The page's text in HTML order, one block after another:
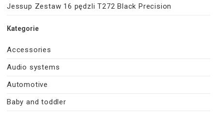
Jessup Zestaw 16 pędzli T272 Black Precision
Kategorie
Accessories
Audio systems
Automotive
Baby and toddler